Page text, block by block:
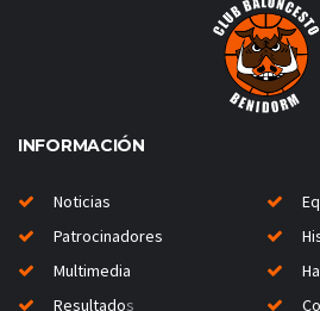
INFORMACIÓN
Noticias
Patrocinadores
Multimedia
Resultados